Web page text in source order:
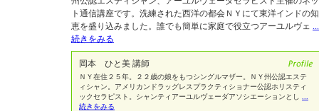
ト通信講座です。洗練された西洋の都会ＮＹにて東洋インドの知
恵を盛り込みました。誰でも簡単に家庭で役立つアーユルヴェ ...
続きをみる
岡本 ひと美 講師
ＮＹ在住２５年。２２歳の娘をもつシングルマザー。ＮＹ州公認エステ
ィシャン。アメリカンドラッグレスプラクティショナー公認ホリスティ
ックセラピスト。シャンティアーユルヴェーダアソシエーションとし
続きをみる